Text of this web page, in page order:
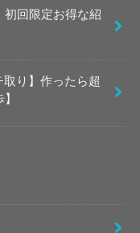
初回限定お得な紹
り】作ったら超